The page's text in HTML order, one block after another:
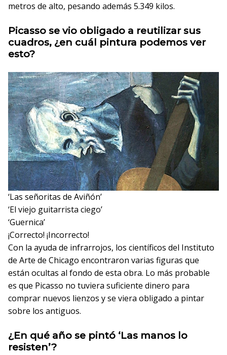
metros de alto, pesando además 5.349 kilos.
Picasso se vio obligado a reutilizar sus
cuadros, ¿en cuál pintura podemos ver
esto?
‘Las señoritas de Aviñón’
‘El viejo guitarrista ciego’
‘Guernica’
¡Correcto! ¡Incorrecto!
Con la ayuda de infrarrojos, los científicos del Instituto
de Arte de Chicago encontraron varias figuras que
están ocultas al fondo de esta obra. Lo más probable
es que Picasso no tuviera suficiente dinero para
comprar nuevos lienzos y se viera obligado a pintar
sobre los antiguos.
¿En qué año se pintó ‘Las manos lo
resisten’?